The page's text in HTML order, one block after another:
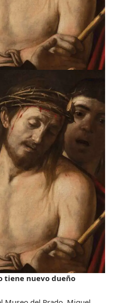
tiene nuevo dueño